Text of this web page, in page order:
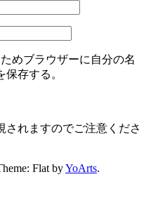
めブラウザーに自分の名
存する。
されますのでご注意くださ
Flat byYoArts.